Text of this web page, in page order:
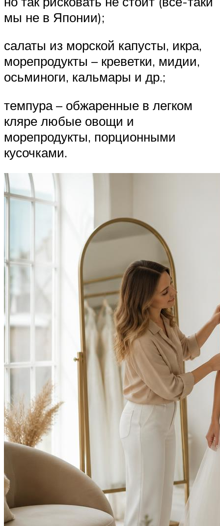
мы не в Японии);
салаты из морской капусты, икра,
морепродукты – креветки, мидии,
осьминоги, кальмары и др.;
темпура – обжаренные в легком
кляре любые овощи и
морепродукты, порционными
кусочками.